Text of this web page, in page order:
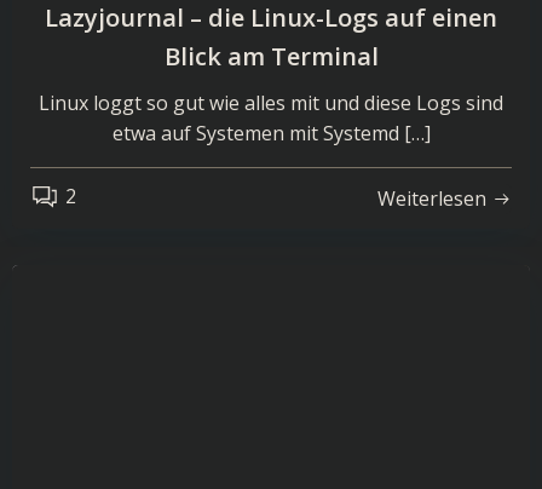
Lazyjournal – die Linux-Logs auf einen
Blick am Terminal
Linux loggt so gut wie alles mit und diese Logs sind
etwa auf Systemen mit Systemd […]
2 Weiterlesen